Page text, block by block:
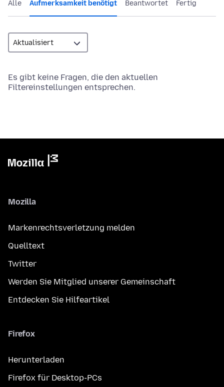
Alle Aufmerksamkeit benötigt Beantwortet Fertig
Es gibt keine Fragen, die den aktuellen
Filtereinstellungen entsprechen.
Mozilla
Markenrechtsverletzung melden
Quelltext
Twitter
Werden Sie Mitglied unserer Gemeinschaft
Entdecken Sie Hilfeartikel
Firefox
Herunterladen
Firefox für Desktop-PCs